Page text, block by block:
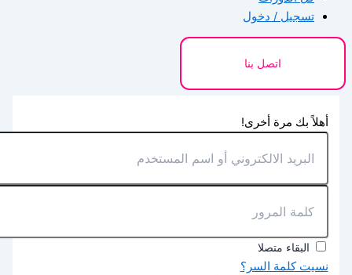
تسجيل / دخول
اتصل بنا
أهلاً بك مرة أخرى!
البقاء متصلا
نسيت كلمة السر؟